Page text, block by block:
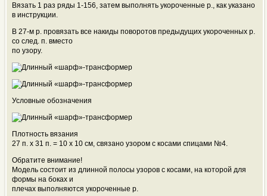
Вязать 1 раз ряды 1-156, затем выполнять укороченные р., как указано
в инструкции.
В 27-м р. провязать все накиды поворотов предыдущих укороченных р.
со след. п. вместо
по узору.
Условные обозначения
Плотность вязания
27 п. х 31 п. = 10 х 10 см, связано узором с косами спицами №4.
Обратите внимание!
Модель состоит из длинной полосы узоров с косами, на которой для
формы на боках и
плечах выполняются укороченные р.